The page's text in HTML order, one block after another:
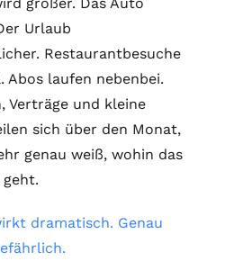
Urlaub
Restaurantbesuche
Abos laufen nebenbei.
Verträge und kleine
sich über den Monat,
genau weiß, wohin das
dramatisch. Genau